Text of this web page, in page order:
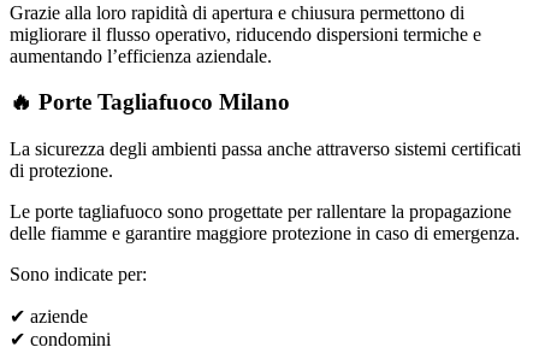
Grazie alla loro rapidità di apertura e chiusura permettono di
migliorare il flusso operativo, riducendo dispersioni termiche e
aumentando l’efficienza aziendale.
🔥 Porte Tagliafuoco Milano
La sicurezza degli ambienti passa anche attraverso sistemi certificati
di protezione.
Le porte tagliafuoco sono progettate per rallentare la propagazione
delle fiamme e garantire maggiore protezione in caso di emergenza.
Sono indicate per:
✔ aziende
✔ condomini